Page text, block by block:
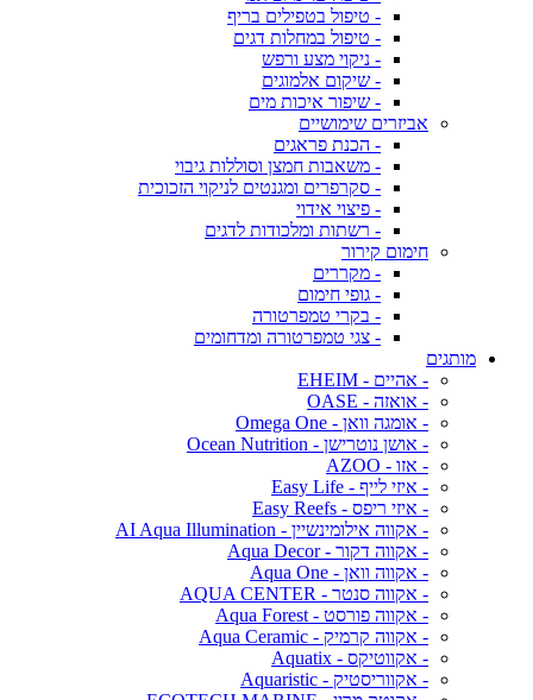
- טיפול בטפילים בריף
- טיפול במחלות דגים
- ניקוי מצע ורפש
- שיקום אלמוגים
- שיפור איכות מים
אביזרים שימושיים
- הכנת פראגים
- משאבות חמצן וסוללות גיבוי
- סקרפרים ומגנטים לניקוי הזכוכית
- פיצוי אידוי
- רשתות ומלכודות לדגים
חימום קירור
- מקררים
- גופי חימום
- בקרי טמפרטורה
- צגי טמפרטורה ומדחומים
מותגים
- אהיים - EHEIM
- אואזה - OASE
- אומגה וואן - Omega One
- אושן נוטרישן - Ocean Nutrition
- אזו - AZOO
- איזי לייף - Easy Life
- איזי ריפס - Easy Reefs
- אקווה אילומינשיין - AI Aqua Illumination
- אקווה דקור - Aqua Decor
- אקווה וואן - Aqua One
- אקווה סנטר - AQUA CENTER
- אקווה פורסט - Aqua Forest
- אקווה קרמיק - Aqua Ceramic
- אקווטיקס - Aquatix
- אקווריסטיק - Aquaristic